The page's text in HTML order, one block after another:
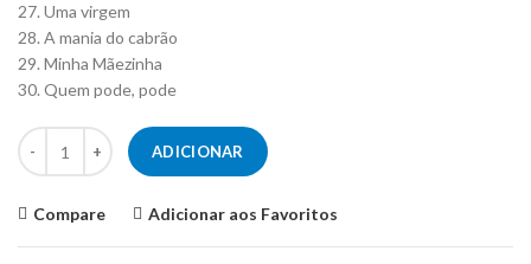
27. Uma virgem
28. A mania do cabrão
29. Minha Mãezinha
30. Quem pode, pode
Quantidade de Livro Melodias de Sempre - Quim Barreiros Vol. I
ADICIONAR
Compare Adicionar aos Favoritos